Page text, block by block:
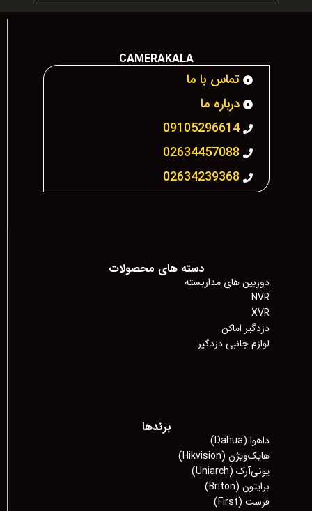
CAMERAKALA
تماس با ما
درباره ما
09105296614
02634457088
02634239368
دسته های محصولات
دوربین های مداربسته
NVR
XVR
دزدگیر اماکن
لوازم جانبی دزدگیر
برندها
داهوا (Dahua)
هایک‌ویژن (Hikvision)
یونی‌آرک (Uniarch)
برایتون (Briton)
فرست (First)